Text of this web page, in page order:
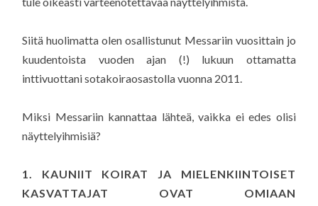
Siitä huolimatta olen osallistunut Messariin vuosittain jo
kuudentoista vuoden ajan (!) lukuun ottamatta
inttivuottani sotakoiraosastolla vuonna 2011.
Miksi Messariin kannattaa lähteä, vaikka ei edes olisi
näyttelyihmisiä?
1. KAUNIIT KOIRAT JA MIELENKIINTOISET
KASVATTAJAT OVAT OMIAAN